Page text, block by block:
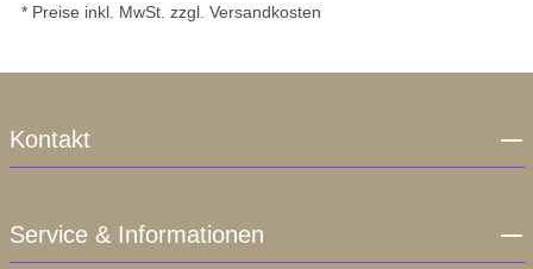
* Preise inkl. MwSt. zzgl. Versandkosten
Kontakt
Service & Informationen